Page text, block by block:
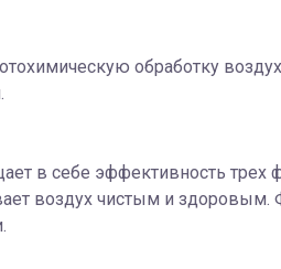
обработку
в себе эффективность трех
воздух чистым и